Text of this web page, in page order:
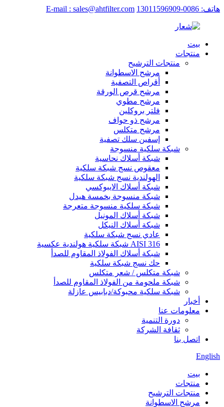
هاتف: 0086-13011596909 E-mail : sales@ahtfilter.com
بيت
منتجات
منتجات الترشيح
مرشح الاسطوانة
أقراص التصفية
مرشح قرص الورقة
مرشح مطوي
فلتر بروكلين
مرشح ذو حواف
مرشح متكلس
إسفين سلك تصفية
شبكة سلكية منسوجة
شبكة أسلاك نحاسية
معقوص نسج شبكة سلكية
الهولندية نسج شبكة سلكية
شبكة أسلاك الايبوكسي
شبكة منسوجة بخمسة هيدل
شبكة سلكية منسوجة متعرجة
شبكة أسلاك المونيل
شبكة أسلاك النيكل
عادي نسج شبكة سلكية
AISI 316 شبكة سلكية هولندية عكسية
شبكة أسلاك الفولاذ المقاوم للصدأ
حك نسج شبكة سلكية
شبكة متكلس / شعر متكلس
شبكة ملحومة من الفولاذ المقاوم للصدأ
شبكة سلكية محبوكة/دبابيس عازلة
أخبار
معلومات عنا
دورة التنمية
ثقافة الشركة
اتصل بنا
English
بيت
منتجات
منتجات الترشيح
مرشح الاسطوانة